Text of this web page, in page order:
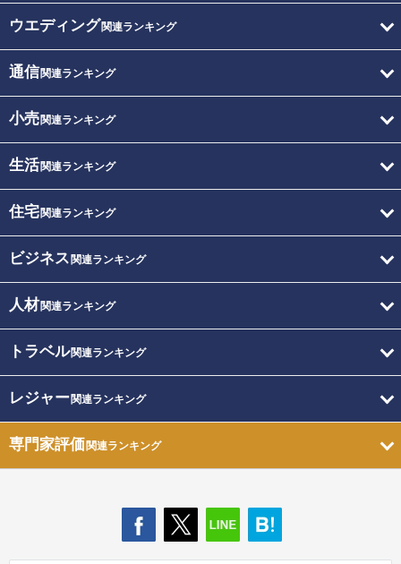
ウエディング関連ランキング
通信関連ランキング
小売関連ランキング
生活関連ランキング
住宅関連ランキング
ビジネス 関連ランキング
人材関連ランキング
トラベル関連ランキング
レジャー関連ランキング
専門家評価関連ランキング